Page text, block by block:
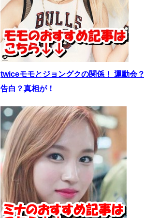
twiceモモとジョングクの関係！ 運動会？
告白？真相が！